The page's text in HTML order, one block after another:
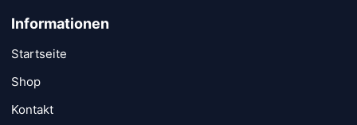
Informationen
Startseite
Shop
Kontakt